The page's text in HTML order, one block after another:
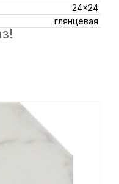
24x24
глянцевая